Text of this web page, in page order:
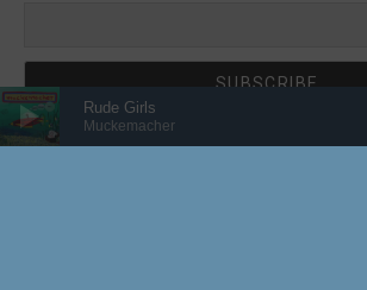
Audio-Player
Muckemacher
Rude Girls